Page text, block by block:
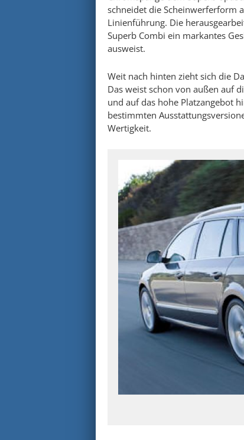
schneidet die Scheinwerferform
Linienführung. Die
Superb Combi ein markantes
ausweist.
Weit nach hinten zieht sich die
Das weist schon von außen auf
und auf das hohe Platzangebot
bestimmten
Wertigkeit.